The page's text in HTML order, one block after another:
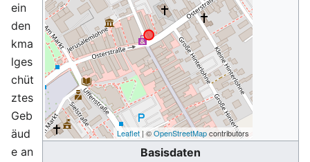
Leaflet| ©OpenStreetMapcontributors
Basisdaten
ein
den
kma
lges
chüt
ztes
Geb
äud
e an